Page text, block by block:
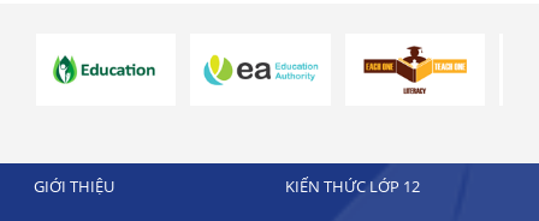
GIỚI THIỆU KIẾN THỨC LỚP 12